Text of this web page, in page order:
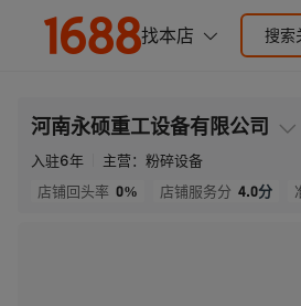
河南永硕重工设备有限公司
入驻6年 主营： 粉碎设备
店铺回头率 0% 店铺服务分 4.0分